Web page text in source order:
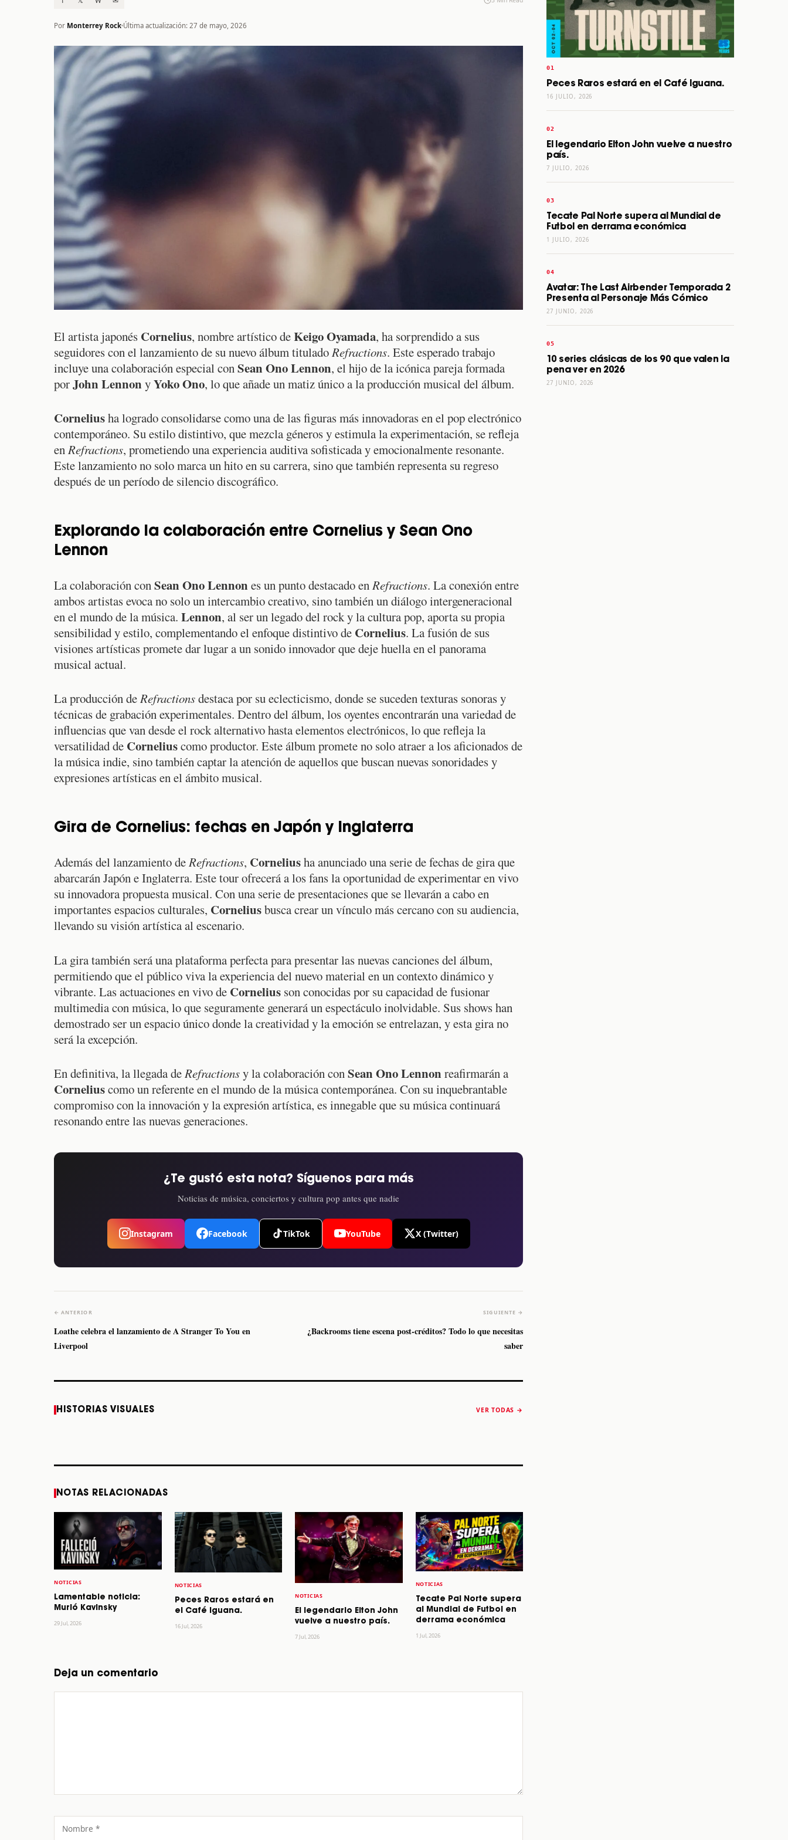
Por Monterrey Rock Última actualización: 27 de mayo, 2026
El artista japonés Cornelius, nombre artístico deKeigo Oyamada, ha sorprendido a sus
seguidores con el lanzamiento de su nuevo álbum tituladoRefractions. Este esperado trabajo
incluye una colaboración especial conSean Ono Lennon, el hijo de la icónica pareja formada
porJohn Lennon yYoko Ono, lo que añade un matiz único a la producción musical del álbum.
Corneliusha logrado consolidarse como una de las figuras más innovadoras en el pop electrónico
contemporáneo. Su estilo distintivo, que mezcla géneros y estimula la experimentación, se refleja
enRefractions, prometiendo una experiencia auditiva sofisticada y emocionalmente resonante.
Este lanzamiento no solo marca un hito en su carrera, sino que también representa su regreso
después de un período de silencio discográfico.
Explorando la colaboración entre Cornelius y Sean Ono
Lennon
La colaboración conSean Ono Lennon es un punto destacado enRefractions. La conexión entre
ambos artistas evoca no solo un intercambio creativo, sino también un diálogo intergeneracional
en el mundo de la música. Lennon, al ser un legado del rock y la cultura pop, aporta su propia
sensibilidad y estilo, complementando el enfoque distintivo de Cornelius. La fusión de sus
visiones artísticas promete dar lugar a un sonido innovador que deje huella en el panorama
musical actual.
La producción deRefractionsdestaca por su eclecticismo, donde se suceden texturas sonoras y
técnicas de grabación experimentales. Dentro del álbum, los oyentes encontrarán una variedad de
influencias que van desde el rock alternativo hasta elementos electrónicos, lo que refleja la
versatilidad de Corneliuscomo productor. Este álbum promete no solo atraer a los aficionados de
la música indie, sino también captar la atención de aquellos que buscan nuevas sonoridades y
expresiones artísticas en el ámbito musical.
Gira de Cornelius: fechas en Japón y Inglaterra
Además del lanzamiento deRefractions, Corneliusha anunciado una serie de fechas de gira que
abarcarán Japón e Inglaterra. Este tour ofrecerá a los fans la oportunidad de experimentar en vivo
su innovadora propuesta musical. Con una serie de presentaciones que se llevarán a cabo en
importantes espacios culturales, Corneliusbusca crear un vínculo más cercano con su audiencia,
llevando su visión artística al escenario.
La gira también será una plataforma perfecta para presentar las nuevas canciones del álbum,
permitiendo que el público viva la experiencia del nuevo material en un contexto dinámico y
vibrante. Las actuaciones en vivo de Cornelius son conocidas por su capacidad de fusionar
multimedia con música, lo que seguramente generará un espectáculo inolvidable. Sus shows han
demostrado ser un espacio único donde la creatividad y la emoción se entrelazan, y esta gira no
será la excepción.
En definitiva, la llegada deRefractionsy la colaboración conSean Ono Lennon reafirmarán a
Corneliuscomo un referente en el mundo de la música contemporánea. Con su inquebrantable
compromiso con la innovación y la expresión artística, es innegable que su música continuará
resonando entre las nuevas generaciones.
¿Te gustó esta nota? Síguenos para más
Noticias de música, conciertos y cultura pop antes que nadie
Instagram Facebook TikTok YouTube X (Twitter)
← ANTERIOR
Loathe celebra el lanzamiento de A Stranger To You en
Liverpool
SIGUIENTE →
¿Backrooms tiene escena post-créditos? Todo lo que necesitas
saber
HISTORIAS VISUALES VER TODAS →
Monterrey el próximo
NOTAS RELACIONADAS
NOTICIAS
Lamentable noticia:
Murió Kavinsky
29 Jul, 2026
NOTICIAS
Peces Raros estará en
el Café Iguana.
16 Jul, 2026
NOTICIAS
El legendario Elton John
vuelve a nuestro país.
7 Jul, 2026
NOTICIAS
Tecate Pal Norte supera
al Mundial de Futbol en
derrama económica
1 Jul, 2026
Deja un comentario
Nombre
Peces Raros estará en el Café Iguana.
16 JULIO, 2026
El legendario Elton John vuelve a nuestro
país.
7 JULIO, 2026
Tecate Pal Norte supera al Mundial de
Futbol en derrama económica
1 JULIO, 2026
Avatar: The Last Airbender Temporada 2
Presenta al Personaje Más Cómico
27 JUNIO, 2026
10 series clásicas de los 90 que valen la
pena ver en 2026
27 JUNIO, 2026